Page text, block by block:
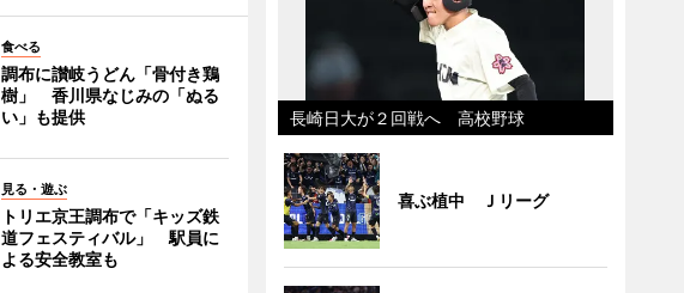
食べる
調布に讃岐うどん「骨付き鶏
樹」 香川県なじみの「ぬる
い」も提供
見る・遊ぶ
トリエ京王調布で「キッズ鉄
道フェスティバル」 駅員に
よる安全教室も
長崎日大が２回戦へ 高校野球
喜ぶ植中 Ｊリーグ